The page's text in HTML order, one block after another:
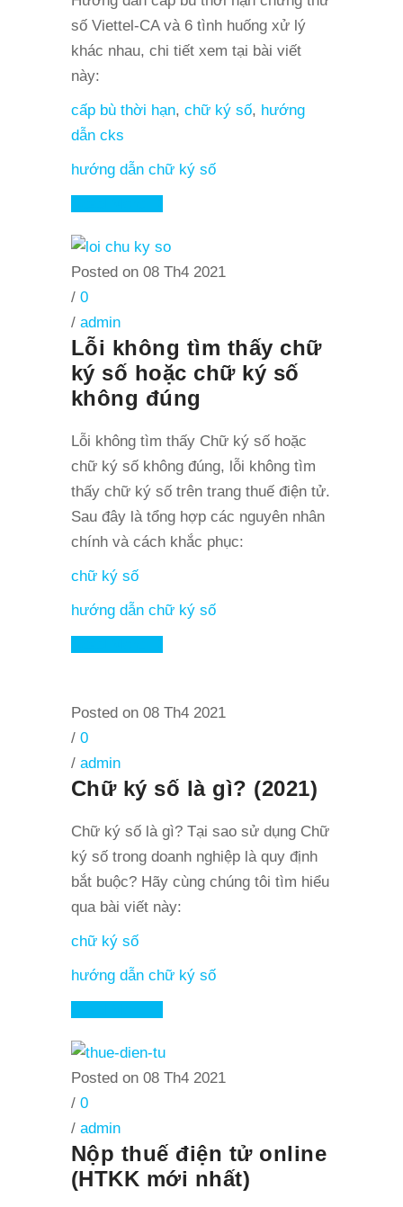
số Viettel-CA và 6 tình huống xử lý
khác nhau, chi tiết xem tại bài viết
này:
cấp bù thời hạn, chữ ký số, hướng
dẫn cks
hướng dẫn chữ ký số
Posted on 08 Th4 2021
/ 0
/ admin
Lỗi không tìm thấy chữ
ký số hoặc chữ ký số
không đúng
Lỗi không tìm thấy Chữ ký số hoặc
chữ ký số không đúng, lỗi không tìm
thấy chữ ký số trên trang thuế điện tử.
Sau đây là tổng hợp các nguyên nhân
chính và cách khắc phục:
chữ ký số
hướng dẫn chữ ký số
Posted on 08 Th4 2021
/ 0
/ admin
Chữ ký số là gì? (2021)
Chữ ký số là gì? Tại sao sử dụng Chữ
ký số trong doanh nghiệp là quy định
bắt buộc? Hãy cùng chúng tôi tìm hiểu
qua bài viết này:
chữ ký số
hướng dẫn chữ ký số
Posted on 08 Th4 2021
/ 0
/ admin
Nộp thuế điện tử online
(HTKK mới nhất)